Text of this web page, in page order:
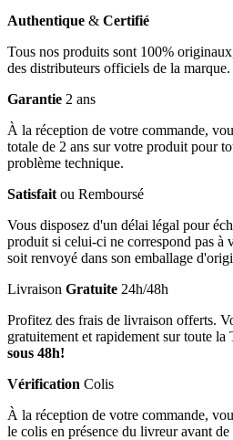
Authentique & Certifié
Tous nos produits sont 100%
des distributeurs officiels de la marque.
Garantie 2 ans
À la réception de votre commande,
totale de 2 ans sur votre produit pour
problème technique.
Satisfait ou Remboursé
Vous disposez d'un délai légal pour
produit si celui-ci ne correspond pas à
soit renvoyé dans son emballage
Livraison Gratuite 24h/48h
Profitez des frais de livraison offerts.
gratuitement et rapidement sur toute la
sous 48h!
Vérification Colis
À la réception de votre commande,
le colis en présence du livreur avant